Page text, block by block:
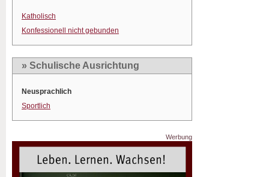
Katholisch
Konfessionell nicht gebunden
» Schulische Ausrichtung
Neusprachlich
Sportlich
Werbung